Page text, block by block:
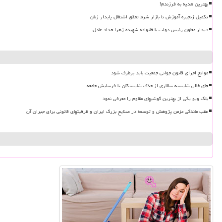
بهترین هدیه به فرزندم!
تکمیل زنجیره آموزش تا بازار شرط تحقق اشتغال پایدار زنان
دیدار معاون رئیس دولت با خانواده شهیده زهرا حداد عادل
موانع اجرای قانون جوانی جمعیت باید برطرف شود
جای خالی شایسته سالاری از حذف شایستگان تا فرسایش جامعه
بلک ویو یکی از بهترین گوشیهای مقاوم را معرفی نمود
عقب ماندگی مزمن پژوهش و توسعه در صنایع بزرگ ایران و ظرفیتهای قانونی برای جبران آن